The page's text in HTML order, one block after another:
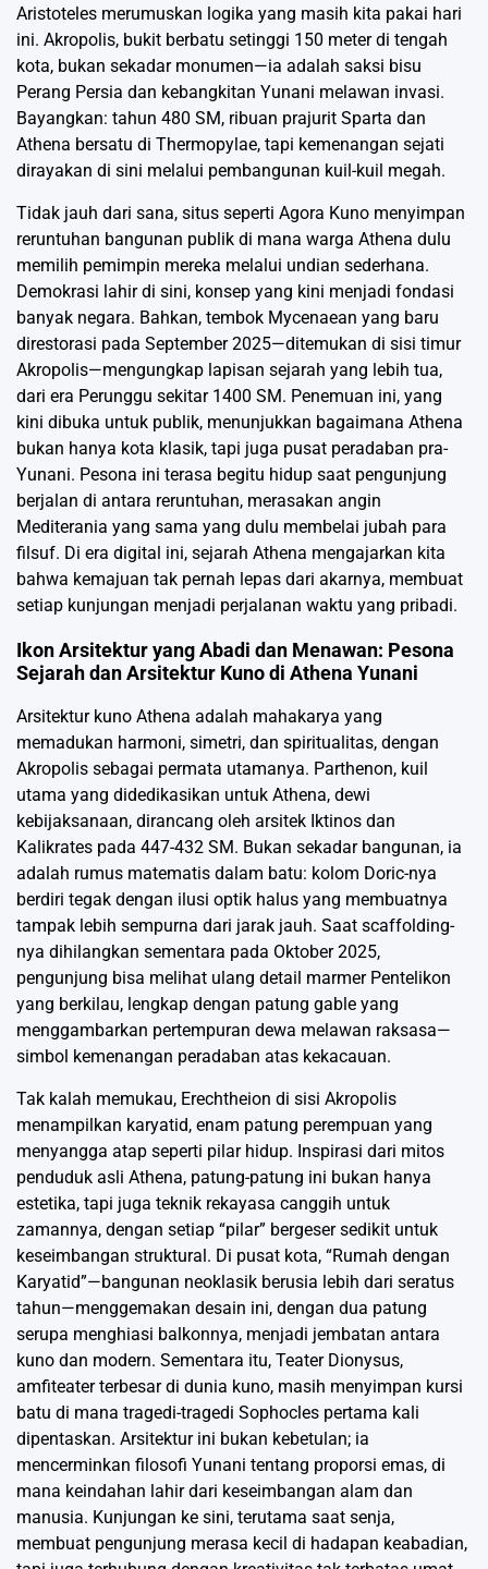
Aristoteles merumuskan logika yang masih kita pakai hari
ini. Akropolis, bukit berbatu setinggi 150 meter di tengah
kota, bukan sekadar monumen—ia adalah saksi bisu
Perang Persia dan kebangkitan Yunani melawan invasi.
Bayangkan: tahun 480 SM, ribuan prajurit Sparta dan
Athena bersatu di Thermopylae, tapi kemenangan sejati
dirayakan di sini melalui pembangunan kuil-kuil megah.
Tidak jauh dari sana, situs seperti Agora Kuno menyimpan
reruntuhan bangunan publik di mana warga Athena dulu
memilih pemimpin mereka melalui undian sederhana.
Demokrasi lahir di sini, konsep yang kini menjadi fondasi
banyak negara. Bahkan, tembok Mycenaean yang baru
direstorasi pada September 2025—ditemukan di sisi timur
Akropolis—mengungkap lapisan sejarah yang lebih tua,
dari era Perunggu sekitar 1400 SM. Penemuan ini, yang
kini dibuka untuk publik, menunjukkan bagaimana Athena
bukan hanya kota klasik, tapi juga pusat peradaban pra-
Yunani. Pesona ini terasa begitu hidup saat pengunjung
berjalan di antara reruntuhan, merasakan angin
Mediterania yang sama yang dulu membelai jubah para
filsuf. Di era digital ini, sejarah Athena mengajarkan kita
bahwa kemajuan tak pernah lepas dari akarnya, membuat
setiap kunjungan menjadi perjalanan waktu yang pribadi.
Ikon Arsitektur yang Abadi dan Menawan: Pesona
Sejarah dan Arsitektur Kuno di Athena Yunani
Arsitektur kuno Athena adalah mahakarya yang
memadukan harmoni, simetri, dan spiritualitas, dengan
Akropolis sebagai permata utamanya. Parthenon, kuil
utama yang didedikasikan untuk Athena, dewi
kebijaksanaan, dirancang oleh arsitek Iktinos dan
Kalikrates pada 447-432 SM. Bukan sekadar bangunan, ia
adalah rumus matematis dalam batu: kolom Doric-nya
berdiri tegak dengan ilusi optik halus yang membuatnya
tampak lebih sempurna dari jarak jauh. Saat scaffolding-
nya dihilangkan sementara pada Oktober 2025,
pengunjung bisa melihat ulang detail marmer Pentelikon
yang berkilau, lengkap dengan patung gable yang
menggambarkan pertempuran dewa melawan raksasa—
simbol kemenangan peradaban atas kekacauan.
Tak kalah memukau, Erechtheion di sisi Akropolis
menampilkan karyatid, enam patung perempuan yang
menyangga atap seperti pilar hidup. Inspirasi dari mitos
penduduk asli Athena, patung-patung ini bukan hanya
estetika, tapi juga teknik rekayasa canggih untuk
zamannya, dengan setiap “pilar” bergeser sedikit untuk
keseimbangan struktural. Di pusat kota, “Rumah dengan
Karyatid”—bangunan neoklasik berusia lebih dari seratus
tahun—menggemakan desain ini, dengan dua patung
serupa menghiasi balkonnya, menjadi jembatan antara
kuno dan modern. Sementara itu, Teater Dionysus,
amfiteater terbesar di dunia kuno, masih menyimpan kursi
batu di mana tragedi-tragedi Sophocles pertama kali
dipentaskan. Arsitektur ini bukan kebetulan; ia
mencerminkan filosofi Yunani tentang proporsi emas, di
mana keindahan lahir dari keseimbangan alam dan
manusia. Kunjungan ke sini, terutama saat senja,
membuat pengunjung merasa kecil di hadapan keabadian,